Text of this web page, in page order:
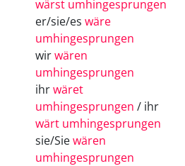
wärst umhingesprungen
er/sie/es wäre
umhingesprungen
wirwären
umhingesprungen
ihrwäret
umhingesprungen / ihr
wärt umhingesprungen
sie/Siewären
umhingesprungen